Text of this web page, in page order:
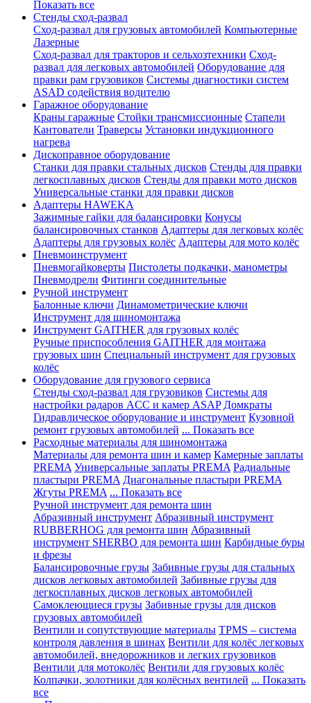
Показать все
Стенды сход-развал
Сход-развал для грузовых автомобилей Компьютерные
Лазерные
Сход-развал для тракторов и сельхозтехники Сход-
развал для легковых автомобилей Оборудование для
правки рам грузовиков Системы диагностики систем
ASAD содействия водителю
Гаражное оборудование
Краны гаражные Стойки трансмиссионные Стапели
Кантователи Траверсы Установки индукционного
нагрева
Дископравное оборудование
Станки для правки стальных дисков Стенды для правки
легкосплавных дисков Стенды для правки мото дисков
Универсальные станки для правки дисков
Адаптеры HAWEKA
Зажимные гайки для балансировки Конусы
балансировочных станков Адаптеры для легковых колёс
Адаптеры для грузовых колёс Адаптеры для мото колёс
Пневмоинструмент
Пневмогайковерты Пистолеты подкачки, манометры
Пневмодрели Фитинги соединительные
Ручной инструмент
Балонные ключи Динамометрические ключи
Инструмент для шиномонтажа
Инструмент GAITHER для грузовых колёс
Ручные приспособления GAITHER для монтажа
грузовых шин Специальный инструмент для грузовых
колёс
Оборудование для грузового сервиса
Стенды сход-развал для грузовиков Системы для
настройки радаров ACC и камер ASAP Домкраты
Гидравлическое оборудование и инструмент Кузовной
ремонт грузовых автомобилей ... Показать все
Расходные материалы для шиномонтажа
Материалы для ремонта шин и камер Камерные заплаты
PREMA Универсальные заплаты PREMA Радиальные
пластыри PREMA Диагональные пластыри PREMA
Жгуты PREMA ... Показать все
Ручной инструмент для ремонта шин
Абразивный инструмент Абразивный инструмент
RUBBERHOG для ремонта шин Абразивный
инструмент SHERBO для ремонта шин Карбидные буры
и фрезы
Балансировочные грузы Забивные грузы для стальных
дисков легковых автомобилей Забивные грузы для
легкосплавных дисков легковых автомобилей
Самоклеющиеся грузы Забивные грузы для дисков
грузовых автомобилей
Вентили и сопутствующие материалы TPMS – система
контроля давления в шинах Вентили для колёс легковых
автомобилей, внедорожников и легких грузовиков
Вентили для мотоколёс Вентили для грузовых колёс
Колпачки, золотники для колёсных вентилей ... Показать
все